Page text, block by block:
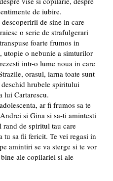
de iubire.
de sine in care
o serie de strafulgerari
foarte frumos in
utopie o nebunie a simturilor
intr-o lume noua in care
orasul, iarna toate sunt
hrubele spiritului
lui Cartarescu.
ar fi frumos sa te
si Gina si sa-ti amintesti
de spiritul tau care
tu sa fii fericit. Te vei regasi in
amintiri se va sterge si te vor
ale copilariei si ale